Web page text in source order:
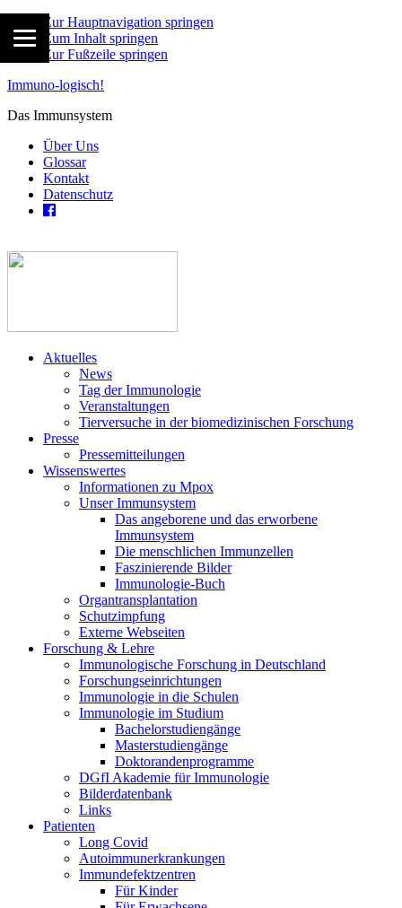
Zur Hauptnavigation springen
Zum Inhalt springen
Zur Fußzeile springen
Immuno-logisch!
Das Immunsystem
Über Uns
Glossar
Kontakt
Datenschutz
Aktuelles
News
Tag der Immunologie
Veranstaltungen
Tierversuche in der biomedizinischen Forschung
Presse
Pressemitteilungen
Wissenswertes
Informationen zu Mpox
Unser Immunsystem
Das angeborene und das erworbene
Immunsystem
Die menschlichen Immunzellen
Faszinierende Bilder
Immunologie-Buch
Organtransplantation
Schutzimpfung
Externe Webseiten
Forschung & Lehre
Immunologische Forschung in Deutschland
Forschungseinrichtungen
Immunologie in die Schulen
Immunologie im Studium
Bachelorstudiengänge
Masterstudiengänge
Doktorandenprogramme
DGfI Akademie für Immunologie
Bilderdatenbank
Links
Patienten
Long Covid
Autoimmunerkrankungen
Immundefektzentren
Für Kinder